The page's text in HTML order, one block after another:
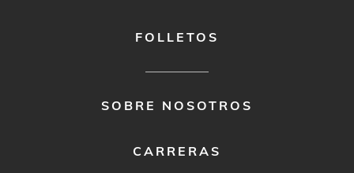
FOLLETOS
SOBRE NOSOTROS
CARRERAS